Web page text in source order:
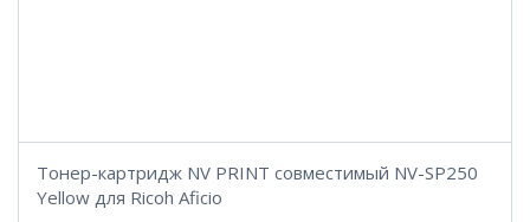
Тонер-картридж NV PRINT совместимый NV-SP250
Yellow для Ricoh Aficio